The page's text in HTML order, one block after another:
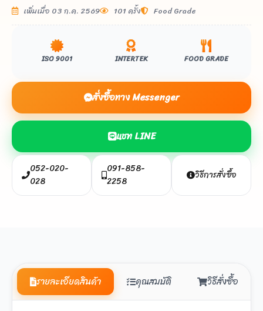
เพิ่มเมื่อ 03 ก.ค. 2569 101 ครั้ง Food Grade
ISO 9001 INTERTEK FOOD GRADE
สั่งซื้อทาง Messenger
แชท LINE
052-020-
028
091-858-
2258
วิธีการสั่งซื้อ
รายละเอียดสินค้า คุณสมบัติ วิธีสั่งซื้อ